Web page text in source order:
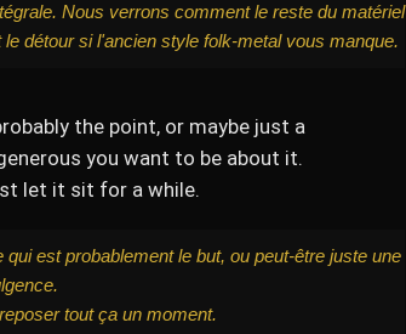
Nous verrons comment le reste du matériel
détour si l'ancien style folk-metal vous manque.
the point, or maybe just a
you want to be about it.
let it sit for a while.
est probablement le but, ou peut-être juste une
tout ça un moment.